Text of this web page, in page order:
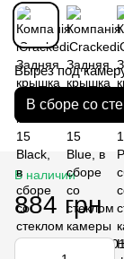
Вырез под
В сборе со
В наличии
884 грн